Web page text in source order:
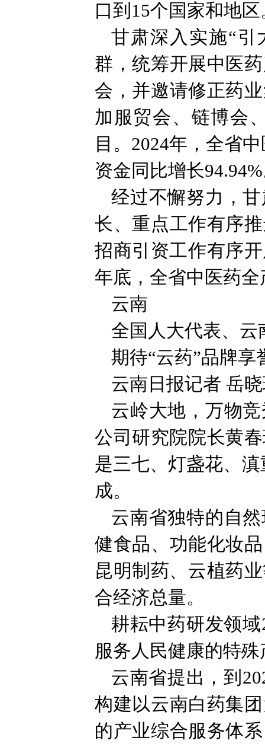
口到15个国家和地区
甘肃深入实施“引
群，统筹开展中医
会，并邀请修正药
加服贸会、链博会
目。2024年，全省
资金同比增长
经过不懈努力，
长、重点工作有序
招商引资工作有序
年底，全省中医药
云南
全国人大代表、
期待“云药”品牌享
云南日报记者 岳
云岭大地，万物
公司研究院院长黄
是三七、灯盏花、
成。
云南省独特的自
健食品、功能化妆
昆明制药、云植药
合经济总量。
耕耘中药研发领
服务人民健康的特
云南省提出，到
构建以云南白药集
的产业综合服务体